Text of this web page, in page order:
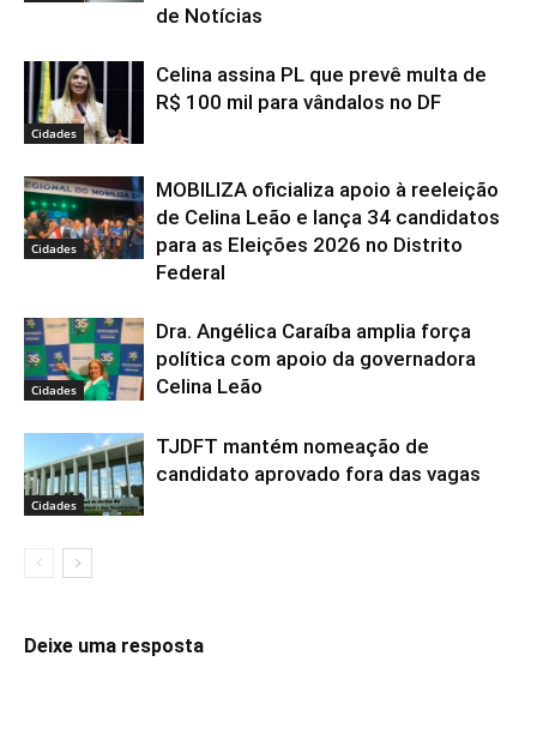
de Notícias
Cidades
Celina assina PL que prevê multa de
R$ 100 mil para vândalos no DF
Cidades
MOBILIZA oficializa apoio à reeleição
de Celina Leão e lança 34 candidatos
para as Eleições 2026 no Distrito
Federal
Cidades
Dra. Angélica Caraíba amplia força
política com apoio da governadora
Celina Leão
Cidades
TJDFT mantém nomeação de
candidato aprovado fora das vagas
Deixe uma resposta